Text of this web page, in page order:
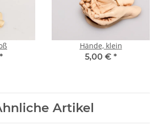
*
Hände, klein
5,00 € *
Artikel